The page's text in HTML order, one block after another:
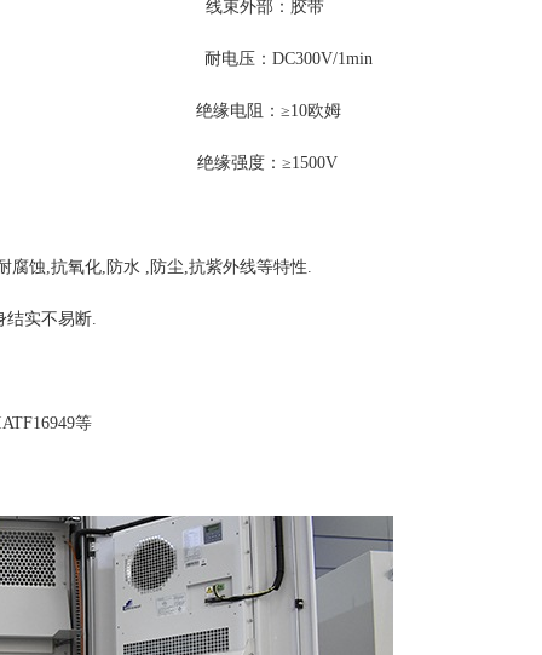
部：胶带
耐电压：DC300V/1min
阻：≥10欧姆
：≥1500V
蚀,抗氧化,防水 ,防尘,抗紫外线等特性.
实不易断.
等